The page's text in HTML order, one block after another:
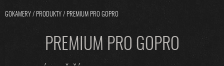
GOKAMERY / PRODUKTY / PREMIUM PRO GOPRO
PREMIUM PRO GOPRO